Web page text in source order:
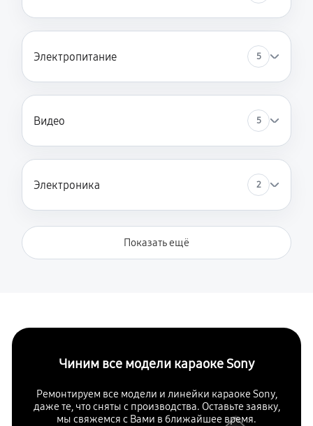
330 руб 45 минут
Электропитание 5
Видео 5
Электроника 2
Показать ещё
Чиним все модели караоке Sony
Ремонтируем все модели и линейки караоке Sony,
даже те, что сняты с производства. Оставьте заявку,
мы свяжемся с Вами в ближайшее время.